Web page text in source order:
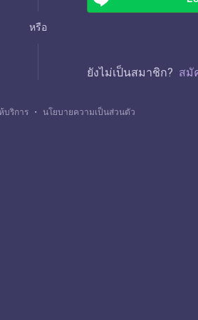
หรือ
ยังไม่เป็นสมาชิก? สมั
บริการ ・ นโยบายความเป็นส่วนตัว